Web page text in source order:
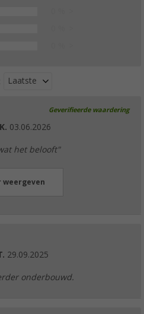
Laatste
Geverifieerde waardering
03.06.2026
het belooft"
weergeven
29.09.2025
onderbouwd.